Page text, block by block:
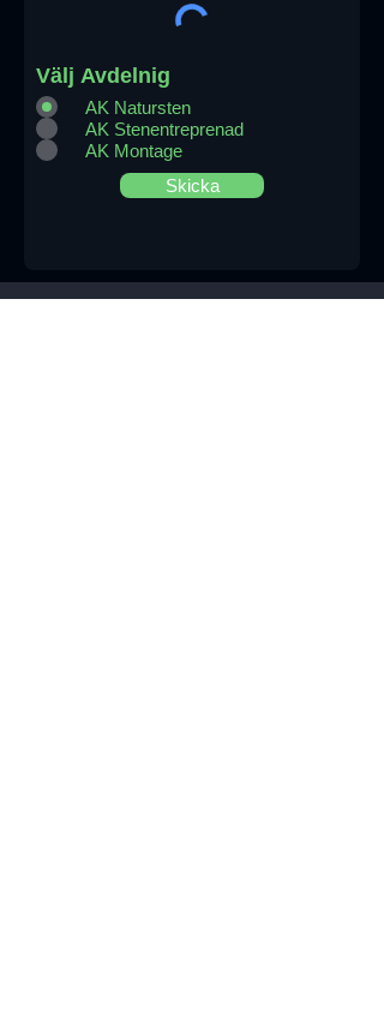
Välj Avdelnig
AK Natursten
AK Stenentreprenad
AK Montage
Skicka